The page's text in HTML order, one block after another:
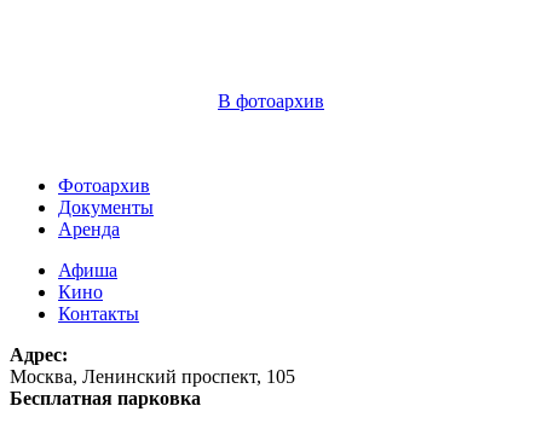
В фотоархив
Фотоархив
Документы
Аренда
Афиша
Кино
Контакты
Адрес:
Москва, Ленинский проспект, 105
Бесплатная парковка